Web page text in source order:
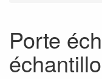
Porte